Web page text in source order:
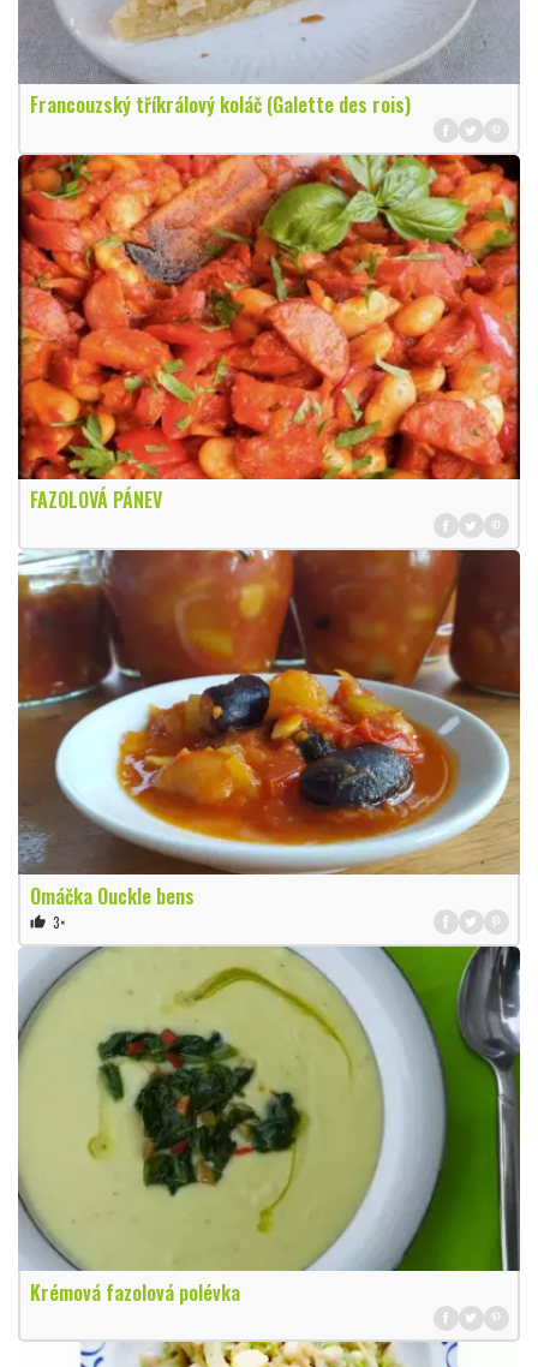
Francouzský tříkrálový koláč (Galette des rois)
FAZOLOVÁ PÁNEV
Omáčka Ouckle bens
thumb_up 3×
Krémová fazolová polévka